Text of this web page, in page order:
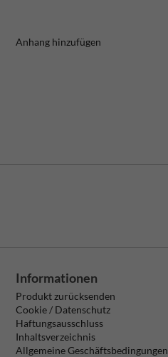
Anhang hinzufügen
Informationen
Produkt zurücksenden
Cookie / Datenschutz
Haftungsausschluss
Inhaltsverzeichnis
Allgemeine Geschäftsbedingungen